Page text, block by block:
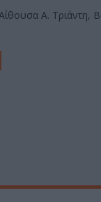
Α. Τριάντη,